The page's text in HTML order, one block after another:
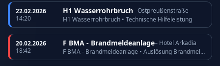
22.02.2026
14:20
H1 Wasserrohrbruch– Ostpreußenstraße
H1 Wasserrohrbruch • Technische Hilfeleistung
20.02.2026
18:42
F BMA - Brandmeldeanlage– Hotel Arkadia
F BMA - Brandmeldeanlage • Auslösung Brandmeldeanlage